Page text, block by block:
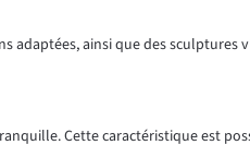
adaptées, ainsi que des sculptures
Cette caractéristique est